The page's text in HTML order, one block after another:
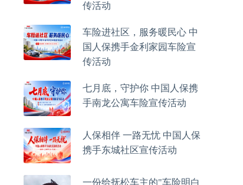
传活动
车险进社区，服务暖民心 中
国人保携手金利家园车险宣
传活动
七月底，守护你 中国人保携
手南龙公寓车险宣传活动
人保相伴 一路无忧 中国人保
携手东城社区宣传活动
一份给抚松车主的"车险明白